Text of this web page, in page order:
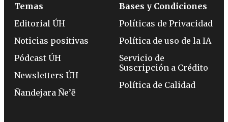
Temas
Editorial ÚH
Noticias positivas
Pódcast ÚH
Newsletters ÚH
Ñandejara Ñe’ẽ
Bases y Condiciones
Políticas de Privacidad
Política de uso de la IA
Servicio de
Suscripción a Crédito
Política de Calidad